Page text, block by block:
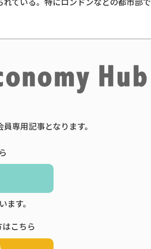
ている。特にロンドンなどの都市部で
専用記事となります。
ます。
こちら